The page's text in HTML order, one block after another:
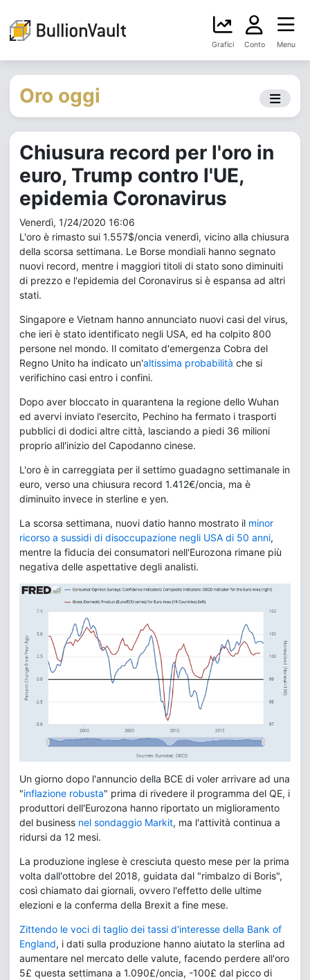
Grafici Conto Menu
Oro oggi
Chiusura record per l'oro in
euro, Trump contro l'UE,
epidemia Coronavirus
Venerdì, 1/24/2020 16:06
L'oro è rimasto sui 1.557$/oncia venerdì, vicino alla chiusura
della scorsa settimana. Le Borse mondiali hanno segnato
nuovi record, mentre i maggiori titoli di stato sono diminuiti
di prezzo e l'epidemia del Coronavirus si è espansa ad altri
stati.
Singapore e Vietnam hanno annunciato nuovi casi del virus,
che ieri è stato identificato negli USA, ed ha colpito 800
persone nel mondo. Il comitato d'emergenza Cobra del
Regno Unito ha indicato un'altissima probabilità che si
verifichino casi entro i confini.
Dopo aver bloccato in quarantena la regione dello Wuhan
ed avervi inviato l'esercito, Pechino ha fermato i trasporti
pubblici di dodici altre città, lasciando a piedi 36 milioni
proprio all'inizio del Capodanno cinese.
L'oro è in carreggiata per il settimo guadagno settimanale in
euro, verso una chiusura record 1.412€/oncia, ma è
diminuito invece in sterline e yen.
La scorsa settimana, nuovi datio hanno mostrato il minor
ricorso a sussidi di disoccupazione negli USA di 50 anni,
mentre la fiducia dei consumatori nell'Eurozona rimane più
negativa delle aspettative degli analisti.
Un giorno dopo l'annuncio della BCE di voler arrivare ad una
"inflazione robusta" prima di rivedere il programma del QE, i
produttori dell'Eurozona hanno riportato un miglioramento
del business nel sondaggio Markit, ma l'attività continua a
ridursi da 12 mesi.
La produzione inglese è cresciuta questo mese per la prima
volta dall'ottobre del 2018, guidata dal "rimbalzo di Boris",
così chiamato dai giornali, ovvero l'effetto delle ultime
elezioni e la conferma della Brexit a fine mese.
Zittendo le voci di taglio dei tassi d'interesse della Bank of
England, i dati sulla produzione hanno aiutato la sterlina ad
aumentare nel mercato delle valute, facendo perdere all'oro
5£ questa settimana a 1.090£/oncia, -100£ dal picco di